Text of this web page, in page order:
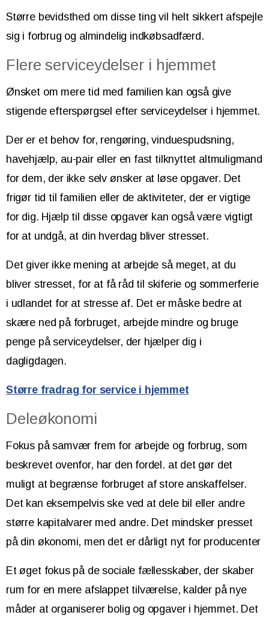
Større bevidsthed om disse ting vil helt sikkert afspejle
sig i forbrug og almindelig indkøbsadfærd.
Flere serviceydelser i hjemmet
Ønsket om mere tid med familien kan også give
stigende efterspørgsel efter serviceydelser i hjemmet.
Der er et behov for, rengøring, vinduespudsning,
havehjælp, au-pair eller en fast tilknyttet altmuligmand
for dem, der ikke selv ønsker at løse opgaver. Det
frigør tid til familien eller de aktiviteter, der er vigtige
for dig. Hjælp til disse opgaver kan også være vigtigt
for at undgå, at din hverdag bliver stresset.
Det giver ikke mening at arbejde så meget, at du
bliver stresset, for at få råd til skiferie og sommerferie
i udlandet for at stresse af. Det er måske bedre at
skære ned på forbruget, arbejde mindre og bruge
penge på serviceydelser, der hjælper dig i
dagligdagen.
Større fradrag for service i hjemmet
Deleøkonomi
Fokus på samvær frem for arbejde og forbrug, som
beskrevet ovenfor, har den fordel. at det gør det
muligt at begrænse forbruget af store anskaffelser.
Det kan eksempelvis ske ved at dele bil eller andre
større kapitalvarer med andre. Det mindsker presset
på din økonomi, men det er dårligt nyt for producenter
Et øget fokus på de sociale fællesskaber, der skaber
rum for en mere afslappet tilværelse, kalder på nye
måder at organiserer bolig og opgaver i hjemmet. Det